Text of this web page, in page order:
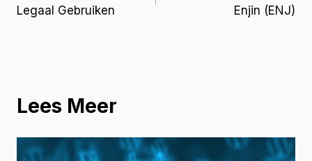
Legaal Gebruiken
Enjin (ENJ)
Lees Meer